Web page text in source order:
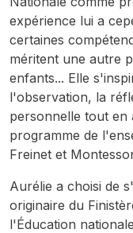
expérience lui a
certaines
méritent une autre
enfants... Elle
l'observation, la
personnelle tout en
programme de
Freinet et
Aurélie a choisi de
originaire du
l'Éducation